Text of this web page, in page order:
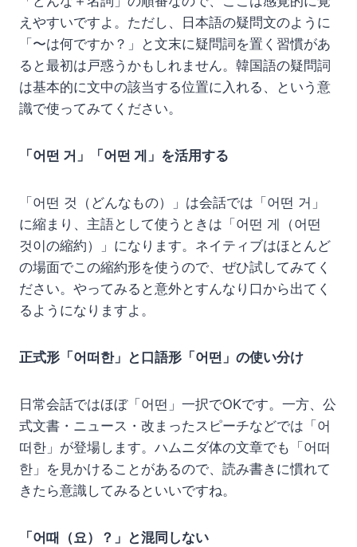
えやすいですよ。ただし、日本語の疑問文のように
「〜は何ですか？」と文末に疑問詞を置く習慣があ
ると最初は戸惑うかもしれません。韓国語の疑問詞
は基本的に文中の該当する位置に入れる、という意
識で使ってみてください。
「어떤 거」「어떤 게」を活用する
「어떤 것（どんなもの）」は会話では「어떤 거」
に縮まり、主語として使うときは「어떤 게（어떤
것이の縮約）」になります。ネイティブはほとんど
の場面でこの縮約形を使うので、ぜひ試してみてく
ださい。やってみると意外とすんなり口から出てく
るようになりますよ。
正式形「어떠한」と口語形「어떤」の使い分け
日常会話ではほぼ「어떤」一択でOKです。一方、公
式文書・ニュース・改まったスピーチなどでは「어
떠한」が登場します。ハムニダ体の文章でも「어떠
한」を見かけることがあるので、読み書きに慣れて
きたら意識してみるといいですね。
「어때（요）？」と混同しない